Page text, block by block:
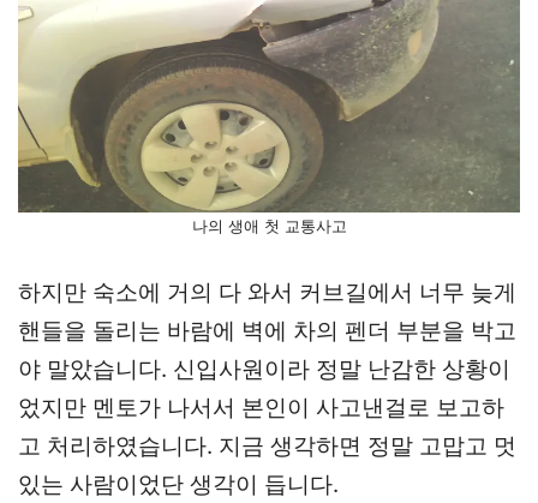
나의 생애 첫 교통사고
하지만 숙소에 거의 다 와서 커브길에서 너무 늦게
핸들을 돌리는 바람에 벽에 차의 펜더 부분을 박고
야 말았습니다. 신입사원이라 정말 난감한 상황이
었지만 멘토가 나서서 본인이 사고낸걸로 보고하
고 처리하였습니다. 지금 생각하면 정말 고맙고 멋
있는 사람이었단 생각이 듭니다.